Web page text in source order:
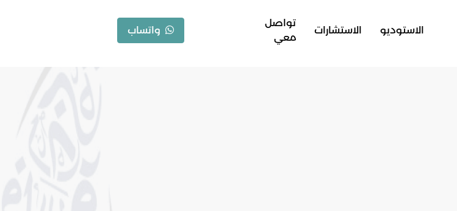
الاستوديو الاستشارات
تواصل
معي
واتساب